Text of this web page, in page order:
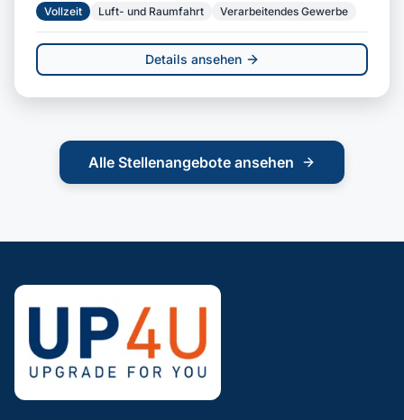
Vollzeit Luft- und Raumfahrt Verarbeitendes Gewerbe
Details ansehen
Alle Stellenangebote ansehen